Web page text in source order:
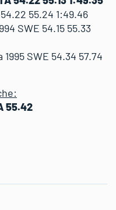
55.24 1:49.46
SWE 54.15 55.33
SWE 54.34 57.74
55.42